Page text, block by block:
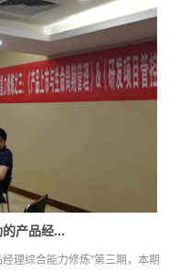
产品经...
理综合能力修炼”第三期，本期